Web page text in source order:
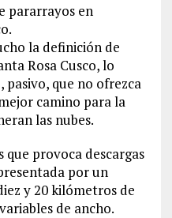
pararrayos en
la definición de
Rosa Cusco, lo
que no ofrezca
camino para la
las nubes.
provoca descargas
por un
y 20 kilómetros de
de ancho.